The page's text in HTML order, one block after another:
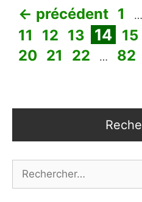
← précédent 1 …
11
Page
12 Page
13 Page
14 15
20 Page
21 Page
22 … 82